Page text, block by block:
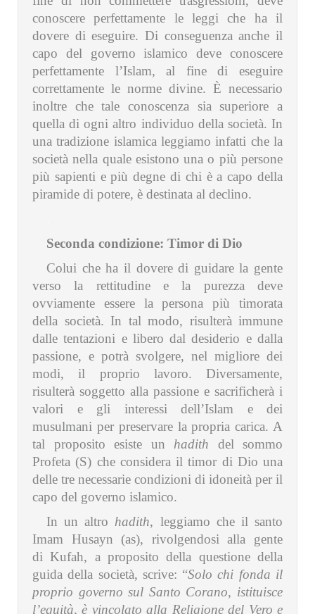
conoscere perfettamente le leggi che ha il
dovere di eseguire. Di conseguenza anche il
capo del governo islamico deve conoscere
perfettamente l’Islam, al fine di eseguire
correttamente le norme divine. È necessario
inoltre che tale conoscenza sia superiore a
quella di ogni altro individuo della società. In
una tradizione islamica leggiamo infatti che la
società nella quale esistono una o più persone
più sapienti e più degne di chi è a capo della
piramide di potere, è destinata al declino.
Seconda condizione: Timor di Dio
Colui che ha il dovere di guidare la gente
verso la rettitudine e la purezza deve
ovviamente essere la persona più timorata
della società. In tal modo, risulterà immune
dalle tentazioni e libero dal desiderio e dalla
passione, e potrà svolgere, nel migliore dei
modi, il proprio lavoro. Diversamente,
risulterà soggetto alla passione e sacrificherà i
valori e gli interessi dell’Islam e dei
musulmani per preservare la propria carica. A
tal proposito esiste un hadith del sommo
Profeta (S) che considera il timor di Dio una
delle tre necessarie condizioni di idoneità per il
capo del governo islamico.
In un altro hadith, leggiamo che il santo
Imam Husayn (as), rivolgendosi alla gente
di Kufah, a proposito della questione della
guida della società, scrive: “Solo chi fonda il
proprio governo sul Santo Corano, istituisce
l’equità, è vincolato alla Religione del Vero e